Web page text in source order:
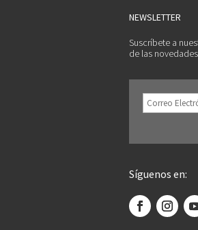
NEWSLETTER
Suscríbete a
de las
Síguenos en: